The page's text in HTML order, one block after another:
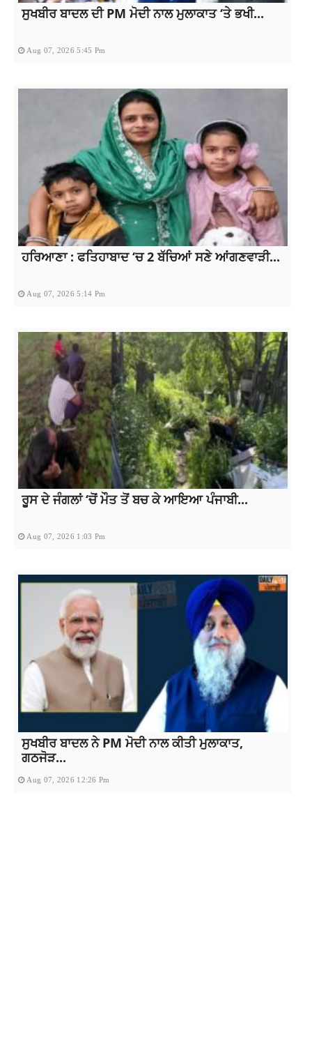
ਸੁਖਬੀਰ ਬਾਦਲ ਦੀ PM ਮੋਦੀ ਨਾਲ ਮੁਲਾਕਾਤ ‘ਤੇ ਭਖੀ...
Aug 07, 2026 5:45 Pm
ਹਰਿਆਣਾ : ਫਤਿਹਾਬਾਦ ‘ਚ 2 ਬੱਚਿਆਂ ਸਣੇ ਆਂਗਣਵਾੜੀ...
Aug 07, 2026 5:14 Pm
ਰੂਸ ਦੇ ਜੰਗਲਾਂ ‘ਚੋਂ ਮੌਤ ਤੋਂ ਬਚ ਕੇ ਆਇਆ ਪੰਜਾਬੀ...
Aug 07, 2026 1:03 Pm
ਸੁਖਬੀਰ ਬਾਦਲ ਨੇ PM ਮੋਦੀ ਨਾਲ ਕੀਤੀ ਮੁਲਾਕਾਤ,
ਗਠਜੋੜ...
Aug 07, 2026 12:26 Pm